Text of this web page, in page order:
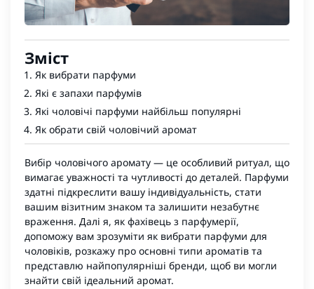
Зміст
Як вибрати парфуми
Які є запахи парфумів
Які чоловічі парфуми найбільш популярні
Як обрати свій чоловічий аромат
Вибір чоловічого аромату — це особливий ритуал, що
вимагає уважності та чутливості до деталей. Парфуми
здатні підкреслити вашу індивідуальність, стати
вашим візитним знаком та залишити незабутнє
враження. Далі я, як фахівець з парфумерії,
допоможу вам зрозуміти як вибрати парфуми для
чоловіків, розкажу про основні типи ароматів та
представлю найпопулярніші бренди, щоб ви могли
знайти свій ідеальний аромат.